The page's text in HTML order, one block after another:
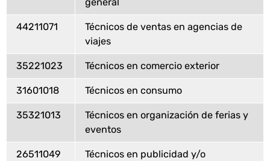
44211071
Técnicos de ventas en agencias de
viajes
35221023 Técnicos en comercio exterior
31601018 Técnicos en consumo
35321013
Técnicos en organización de ferias y
eventos
26511049
Técnicos en publicidad y/o